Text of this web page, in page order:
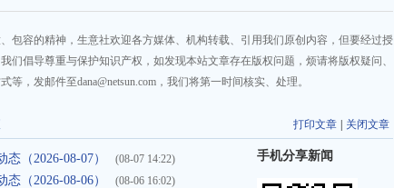
、包容的精神，生意社欢迎各方媒体、机构转载、引用我们原创内容，但要经过授
们倡导尊重与保护知识产权，如发现本站文章存在版权问题，烦请将版权疑问、
等，发邮件至dana@netsun.com，我们将第一时间核实、处理。
打印文章 关闭文章
（2026-08-07） (08-07 14:22)
（2026-08-06） (08-06 16:02)
手机分享新闻